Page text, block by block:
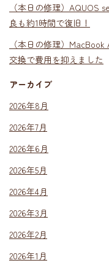
（本日の修理）AQUOS
良も約1時間で復旧！
（本日の修理）
交換で費用を抑えました
アーカイブ
2026年8月
2026年7月
2026年6月
2026年5月
2026年4月
2026年3月
2026年2月
2026年1月